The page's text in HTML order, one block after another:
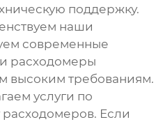
поддержку.
наши
современные
расходомеры
высоким требованиям.
услуги по
Если